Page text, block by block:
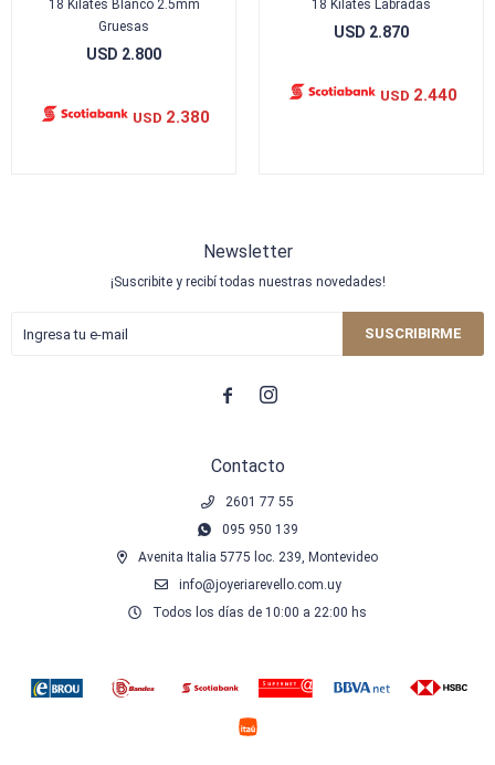
18 Kilates Blanco 2.5mm
Gruesas
USD 2.800
USD 2.380
18 Kilates Labradas
USD 2.870
USD 2.440
Contacto
2601 77 55
095 950 139
Avenita Italia 5775 loc. 239, Montevideo
info@joyeriarevello.com.uy
Todos los días de 10:00 a 22:00 hs
Newsletter
¡Suscribite y recibí todas nuestras novedades!
SUSCRIBIRME
 